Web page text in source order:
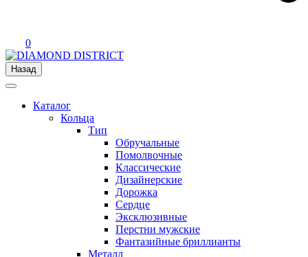
0
Назад
Каталог
Кольца
Тип
Обручальные
Помолвочные
Классические
Дизайнерские
Дорожка
Сердце
Эксклюзивные
Перстни мужские
Фантазийные бриллианты
Металл